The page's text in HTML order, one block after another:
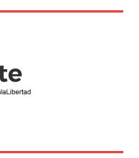
Instagram